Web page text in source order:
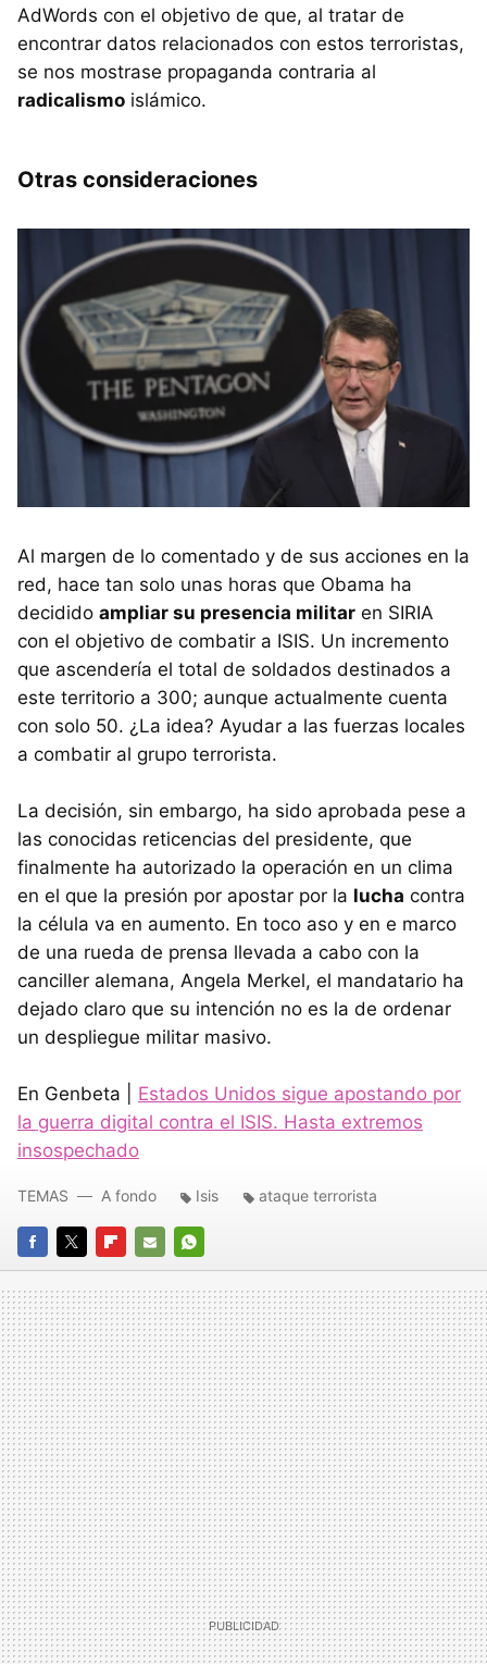
AdWords con el objetivo de que, al tratar de
encontrar datos relacionados con estos terroristas,
se nos mostrase propaganda contraria al
radicalismo islámico.
Otras consideraciones
Al margen de lo comentado y de sus acciones en la
red, hace tan solo unas horas que Obama ha
decidido ampliar su presencia militar en SIRIA
con el objetivo de combatir a ISIS. Un incremento
que ascendería el total de soldados destinados a
este territorio a 300; aunque actualmente cuenta
con solo 50. ¿La idea? Ayudar a las fuerzas locales
a combatir al grupo terrorista.
La decisión, sin embargo, ha sido aprobada pese a
las conocidas reticencias del presidente, que
finalmente ha autorizado la operación en un clima
en el que la presión por apostar por la lucha contra
la célula va en aumento. En toco aso y en e marco
de una rueda de prensa llevada a cabo con la
canciller alemana, Angela Merkel, el mandatario ha
dejado claro que su intención no es la de ordenar
un despliegue militar masivo.
En Genbeta | Estados Unidos sigue apostando por
la guerra digital contra el ISIS. Hasta extremos
insospechado
FACEBOOK
TWITTERFLIPBOARD
E-
MAIL
WHATSAPP
TEMAS A fondo Isis ataque terrorista